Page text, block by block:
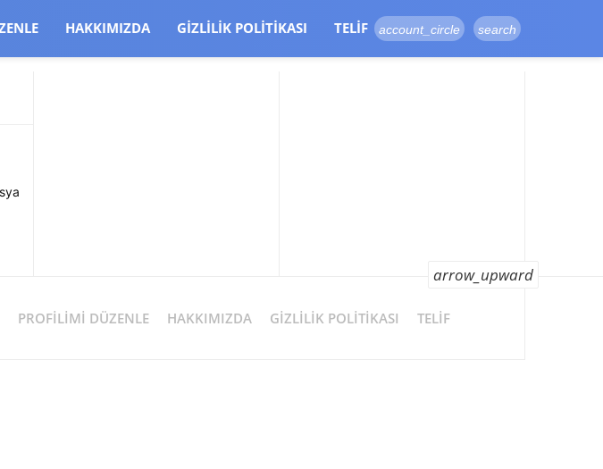
HAKKIMIZDA GIZLILIK POLITIKASI TELIF account_circle search
PROFILIMI DÜZENLE HAKKIMIZDA GIZLILIK POLITIKASI TELIF
arrow_upward